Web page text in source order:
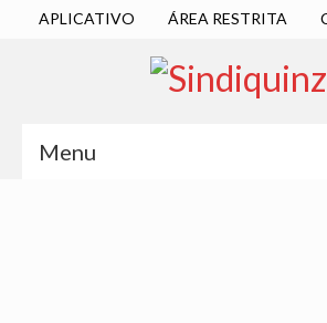
APLICATIVO ÁREA RESTRITA
Menu